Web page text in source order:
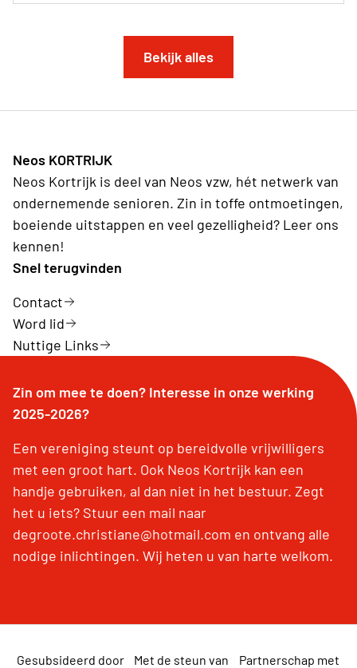
Bekijk alles
Neos KORTRIJK
Neos Kortrijk is deel van Neos vzw, hét netwerk van
ondernemende senioren. Zin in toffe ontmoetingen,
boeiende uitstappen en veel gezelligheid? Leer ons
kennen!
Snel terugvinden
Contact
Word lid
Nuttige Links
Zin om mee te doen? Interesse in onze werking
2025-2026?
Een vereniging steunt op bereidvolle vrijwilligers
met een groot hart. Ook Neos Kortrijk kan een
handje gebruiken, al dan niet in het bestuur. Zegt
het u iets? Stuur een mail naar
degroote.christiane@hotmail.com en ontvang alle
nodige inlichtingen. Wij heten u van harte welkom.
Gesubsideerd door Met de steun van Partnerschap met